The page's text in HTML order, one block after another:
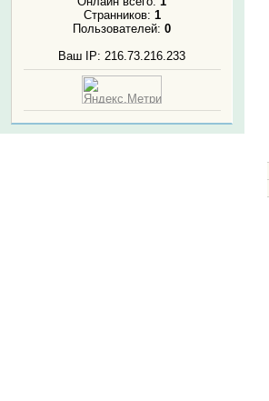
Странников: 1
Пользователей:0
Ваш IP: 216.73.216.233